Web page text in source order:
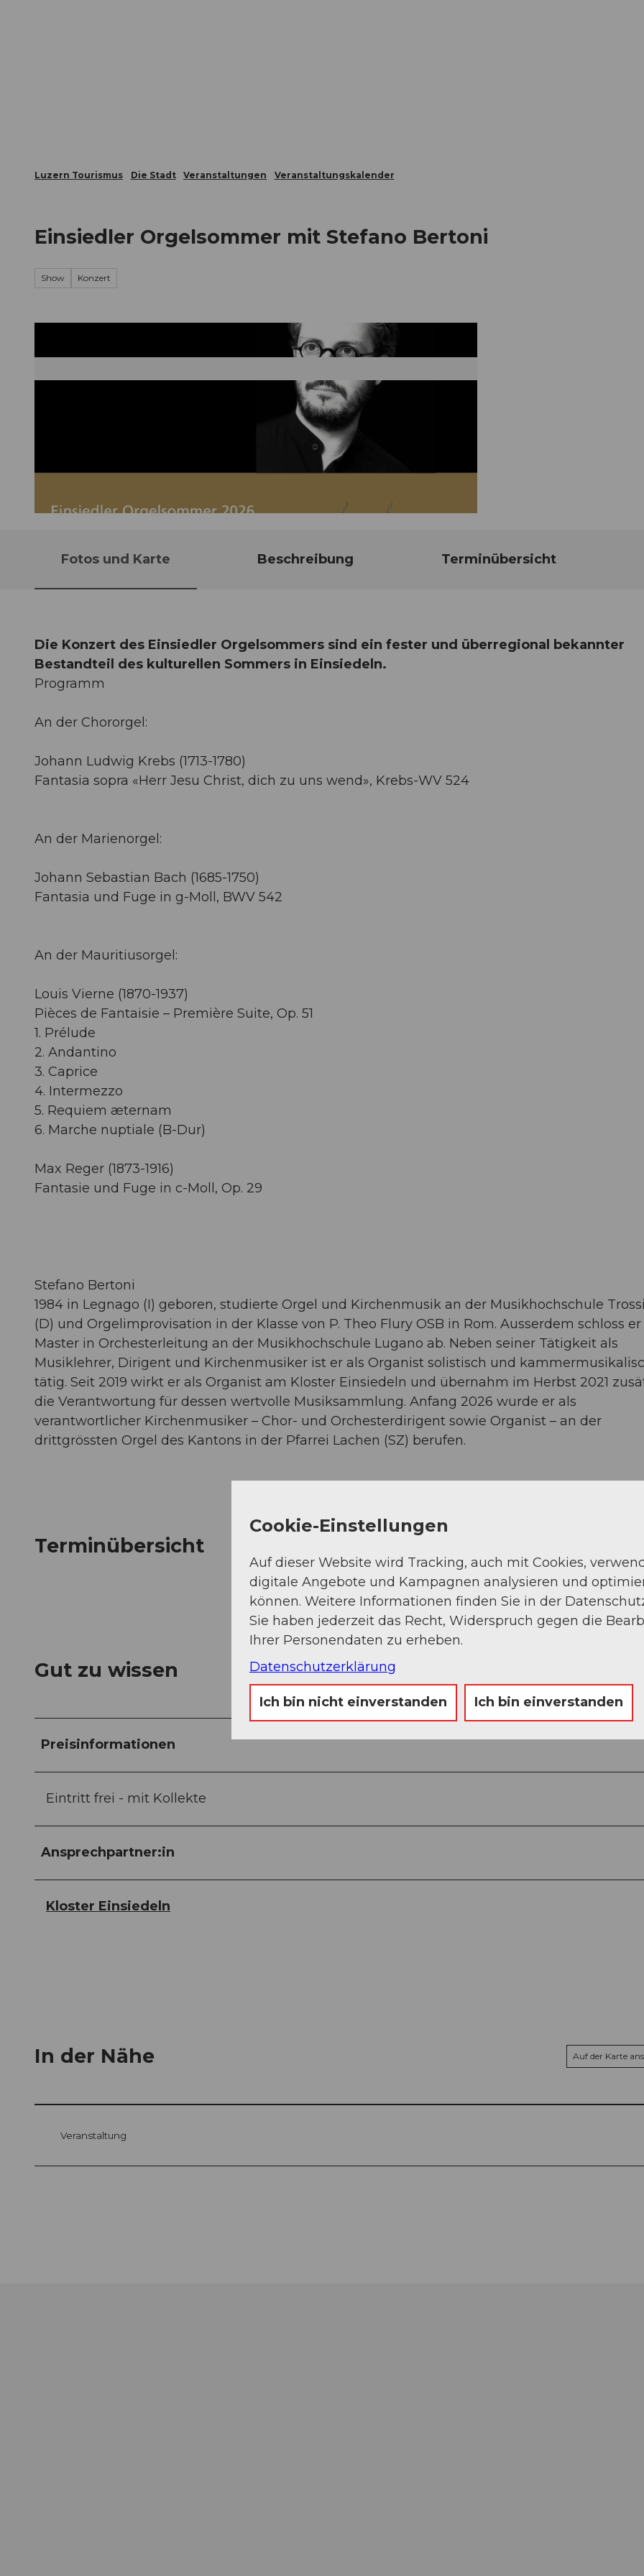
Luzern Tourismus Die Stadt Veranstaltungen Veranstaltungskalender
Einsiedler Orgelsommer mit Stefano Bertoni
Show Konzert
Fotos und Karte Beschreibung Terminübersicht
Die Konzert des Einsiedler Orgelsommers sind ein fester und überregional bekannter
Bestandteil des kulturellen Sommers in Einsiedeln.
Programm
An der Chororgel:
Johann Ludwig Krebs (1713-1780)
Fantasia sopra «Herr Jesu Christ, dich zu uns wend», Krebs-WV 524
An der Marienorgel:
Johann Sebastian Bach (1685-1750)
Fantasia und Fuge in g-Moll, BWV 542
An der Mauritiusorgel:
Louis Vierne (1870-1937)
Pièces de Fantaisie – Première Suite, Op. 51
1. Prélude
2. Andantino
3. Caprice
4. Intermezzo
5. Requiem æternam
6. Marche nuptiale (B-Dur)
Max Reger (1873-1916)
Fantasie und Fuge in c-Moll, Op. 29
Stefano Bertoni
1984 in Legnago (I) geboren, studierte Orgel und Kirchenmusik an der Musikhochschule
(D) und Orgelimprovisation in der Klasse von P. Theo Flury OSB in Rom. Ausserdem schloss
Master in Orchesterleitung an der Musikhochschule Lugano ab. Neben seiner Tätigkeit als
Musiklehrer, Dirigent und Kirchenmusiker ist er als Organist solistisch und
tätig. Seit 2019 wirkt er als Organist am Kloster Einsiedeln und übernahm im Herbst 2021
die Verantwortung für dessen wertvolle Musiksammlung. Anfang 2026 wurde er als
verantwortlicher Kirchenmusiker – Chor- und Orchesterdirigent sowie Organist – an der
drittgrössten Orgel des Kantons in der Pfarrei Lachen (SZ) berufen.
Terminübersicht
Gut zu wissen
Preisinformationen
Eintritt frei - mit Kollekte
Ansprechpartner:in
Kloster Einsiedeln
In der Nähe Auf der Karte
Veranstaltung
Cookie-Einstellungen
Auf dieser Website wird Tracking, auch mit Cookies,
digitale Angebote und Kampagnen analysieren und
können. Weitere Informationen finden Sie in der
Sie haben jederzeit das Recht, Widerspruch gegen die
Ihrer Personendaten zu erheben.
Datenschutzerklärung
Ich bin nicht einverstanden Ich bin einverstanden